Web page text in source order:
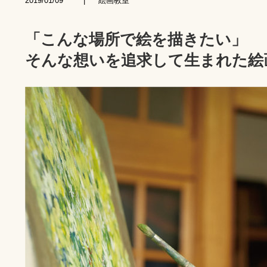
「こんな場所で絵を描きたい」
そんな想いを追求して生まれた絵